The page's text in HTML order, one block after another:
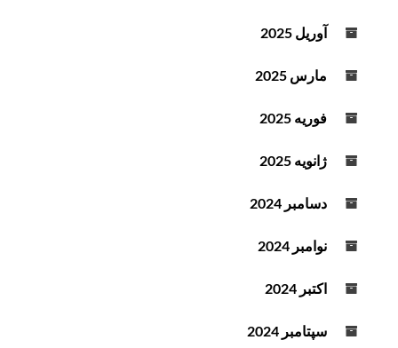
آوریل 2025
مارس 2025
فوریه 2025
ژانویه 2025
دسامبر 2024
نوامبر 2024
اکتبر 2024
سپتامبر 2024